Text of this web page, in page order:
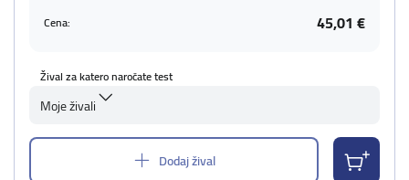
Cena: 45,01 €
Žival za katero naročate test
Moje živali
Dodaj žival